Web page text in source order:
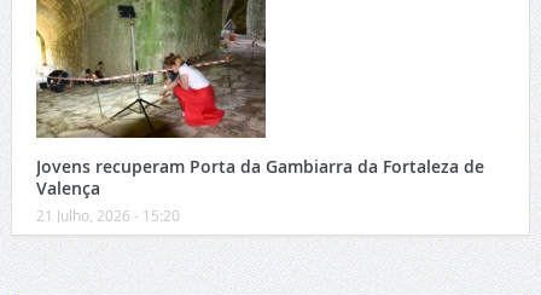
Jovens recuperam Porta da Gambiarra da Fortaleza de
Valença
21 Julho, 2026 - 15:20